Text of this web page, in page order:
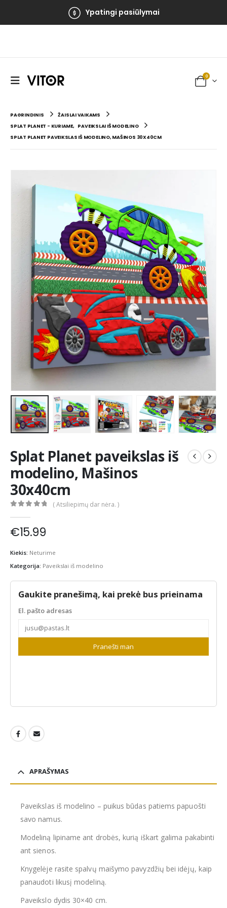
Ypatingi pasiūlymai
0
PAGRINDINIS
ŽAISLAI VAIKAMS
SPLAT PLANET - KURIAME, PAVEIKSLAI IŠ MODELINO
SPLAT PLANET PAVEIKSLAS IŠ MODELINO, MAŠINOS 30X40CM
Splat Planet paveikslas iš
modelino, Mašinos
30x40cm
( Atsiliepimų dar nėra. )
€15.99
Kiekis: Neturime
Kategorija: Paveikslai iš modelino
Gaukite pranešimą, kai prekė bus prieinama
El. pašto adresas
Pranešti man
APRAŠYMAS
Paveikslas iš modelino – puikus būdas patiems papuošti
savo namus.
Modeliną lipiname ant drobės, kurią iškart galima pakabinti
ant sienos.
Knygelėje rasite spalvų maišymo pavyzdžių bei idėjų, kaip
panaudoti likusį modeliną.
Paveikslo dydis 30×40 cm.